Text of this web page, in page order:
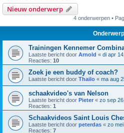
Nieuw onderwerp
4 onderwerpen •
Trainingen Kennemer
Laatste bericht door Arnold « di apr
Reacties: 10
Zoek je een buddy of coach?
Laatste bericht door Thailo « ma aug
schaakvideo's van Nelson
Laatste bericht door Pieter « zo sep
Reacties: 1
Schaakvideos Saint Louis
Laatste bericht door peterdas « zo
Reacties: 7